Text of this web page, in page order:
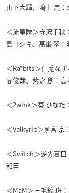
山下大輝、鳴上 嵐
＜流星隊＞守沢千秋
島ヨシキ、高峯 翠：
＜Ra*bits＞仁兎な
間俊哉、紫之 創：
＜2wink＞葵 ひなた
＜Valkyrie＞斎宮 宗
＜Switch＞逆先夏目
和臣
＜MaM＞三毛縞 斑